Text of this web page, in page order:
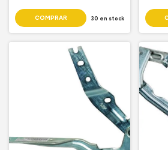
30 en stock